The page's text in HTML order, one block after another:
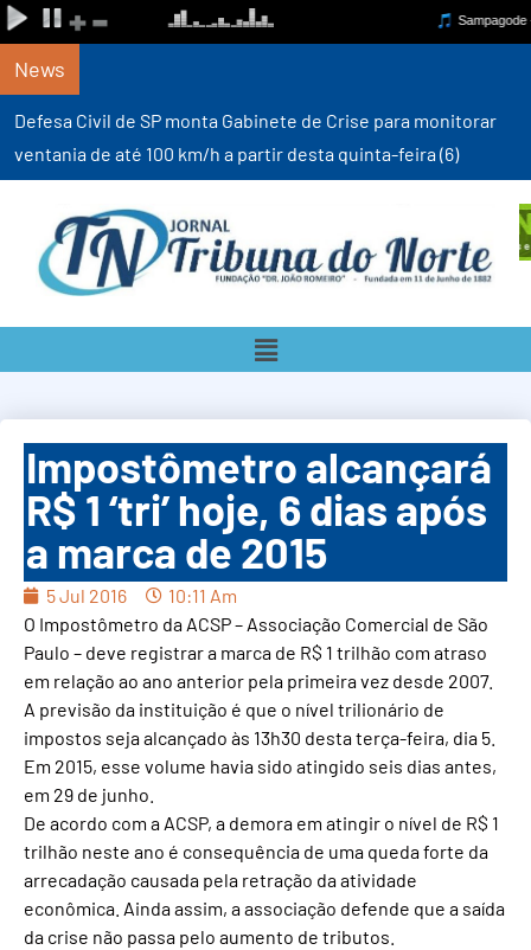
News
Defesa Civil de SP monta Gabinete de Crise para monitorar
ventania de até 100 km/h a partir desta quinta-feira (6)
Impostômetro alcançará
R$ 1 ‘tri’ hoje, 6 dias após
a marca de 2015
5 Jul 2016
10:11 Am
O Impostômetro da ACSP – Associação Comercial de São
Paulo – deve registrar a marca de R$ 1 trilhão com atraso
em relação ao ano anterior pela primeira vez desde 2007.
A previsão da instituição é que o nível trilionário de
impostos seja alcançado às 13h30 desta terça-feira, dia 5.
Em 2015, esse volume havia sido atingido seis dias antes,
em 29 de junho.
De acordo com a ACSP, a demora em atingir o nível de R$ 1
trilhão neste ano é consequência de uma queda forte da
arrecadação causada pela retração da atividade
econômica. Ainda assim, a associação defende que a saída
da crise não passa pelo aumento de tributos.